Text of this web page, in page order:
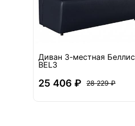
Диван 3-местная Беллис
BEL3
25 406 ₽ 28 229 ₽